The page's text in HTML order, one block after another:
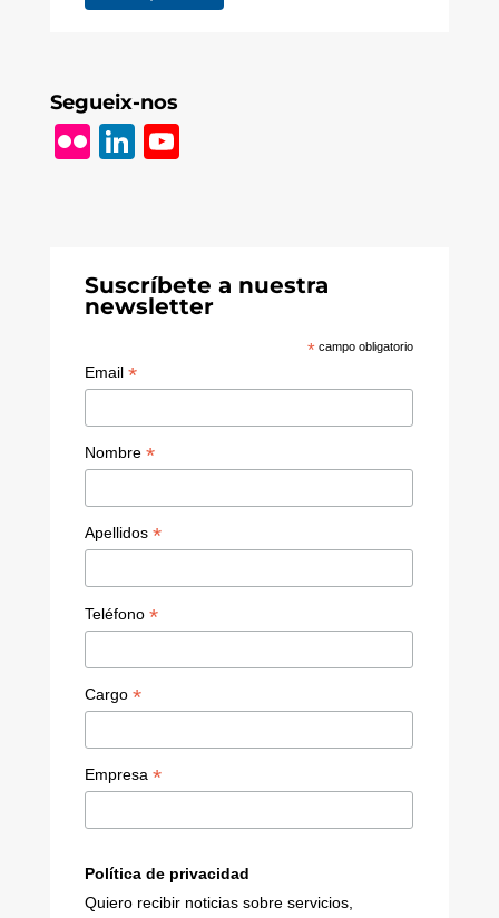
Segueix-nos
Fl Li
dI
n
Y
u
b
C
h
a
n
Suscríbete a nuestra
newsletter
*campo obligatorio
Email *
Nombre *
Apellidos *
Teléfono *
Cargo *
Empresa *
Política de privacidad
Quiero recibir noticias sobre servicios,